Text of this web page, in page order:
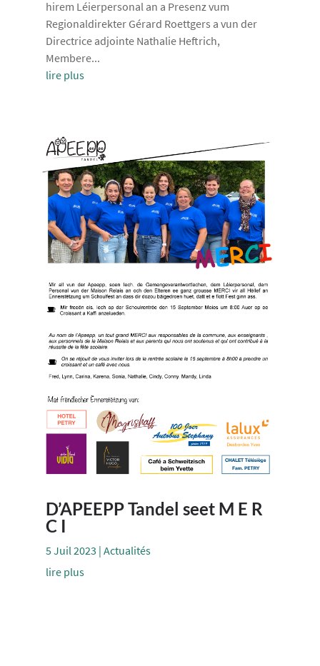
hirem Léierpersonal an a Presenz vum
Regionaldirekter Gérard Roettgers a vun der
Directrice adjointe Nathalie Heftrich,
Membere...
lire plus
D’APEEPP Tandel seet M E R
C I
5 Juil 2023 | Actualités
lire plus